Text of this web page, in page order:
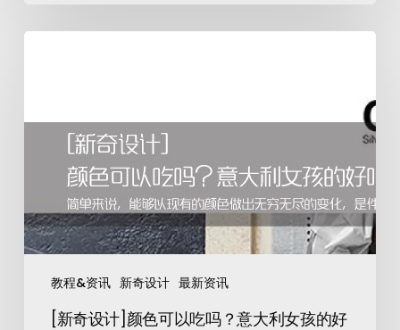
教程&资讯 新奇设计 最新资讯
[新奇设计]颜色可以吃吗？意大利女孩的好